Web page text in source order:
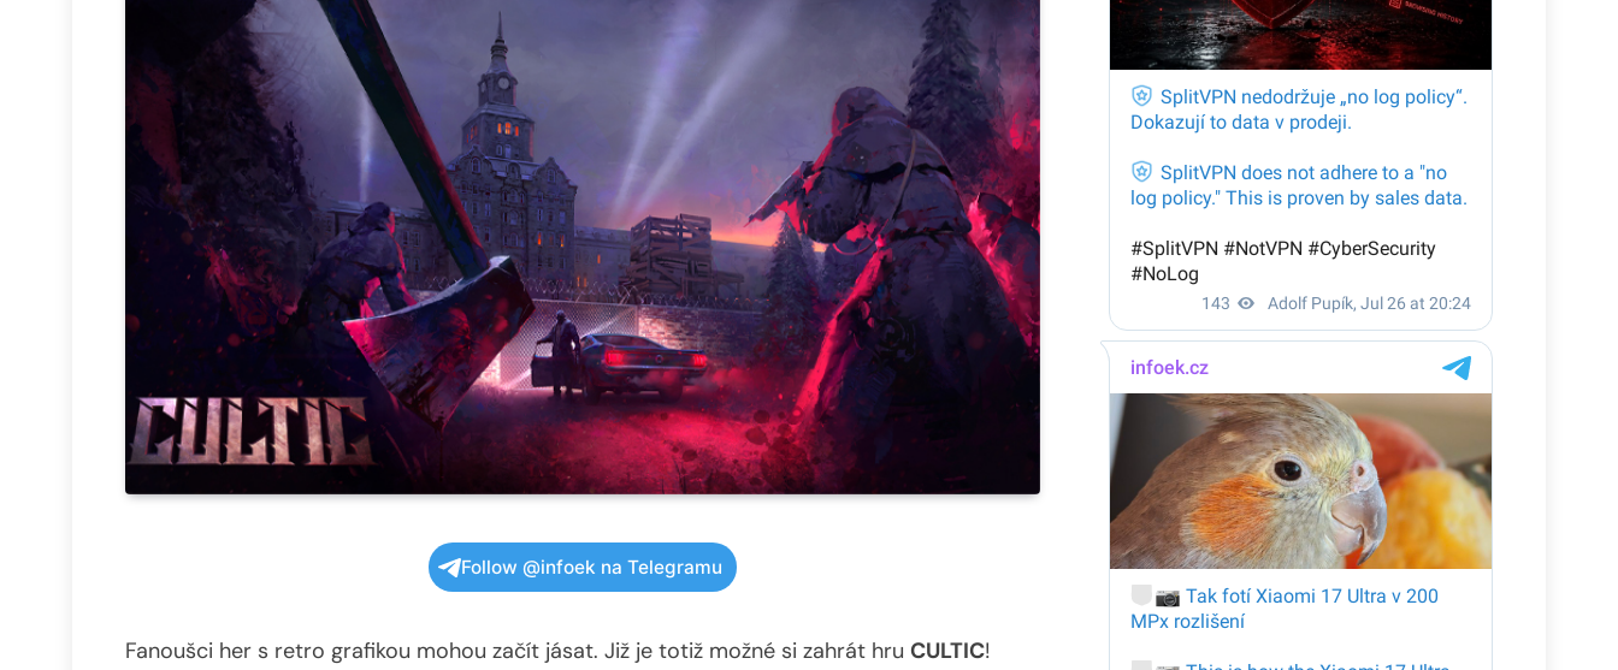
Follow @infoek na Telegramu
Fanoušci her s retro grafikou mohou začít jásat. Již je totiž možné si zahrát hru CULTIC!